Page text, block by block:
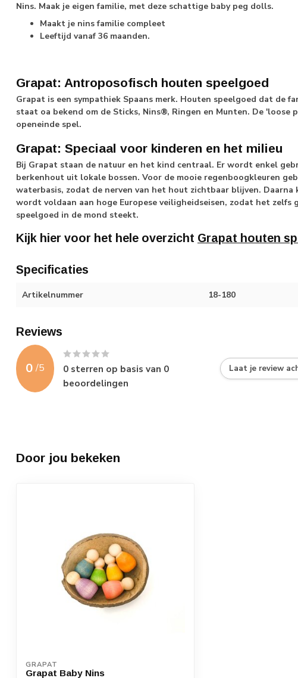
Nins. Maak je eigen familie, met deze schattige baby peg dolls.
Maakt je nins familie compleet
Leeftijd vanaf 36 maanden.
Grapat: Antroposofisch houten speelgoed
Grapat is een sympathiek Spaans merk. Houten speelgoed dat de
staat oa bekend om de Sticks, Nins®, Ringen en Munten. De 'loose
openeinde spel.
Grapat: Speciaal voor kinderen en het milieu
Bij Grapat staan de natuur en het kind centraal. Er wordt enkel
berkenhout uit lokale bossen. Voor de mooie regenboogkleuren
waterbasis, zodat de nerven van het hout zichtbaar blijven. Daarna
wordt voldaan aan hoge Europese veiligheidseisen, zodat het zelfs
speelgoed in de mond steekt.
Kijk hier voor het hele overzicht Grapat houten
Specificaties
Artikelnummer 18-180
Reviews
0 /5 0 sterren op basis van 0
beoordelingen
Laat je review
Door jou bekeken
GRAPAT
Grapat Baby Nins